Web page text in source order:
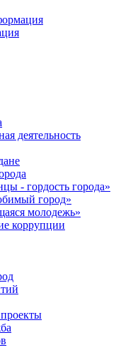
деятельность
- гордость города»
город»
молодежь»
коррупции